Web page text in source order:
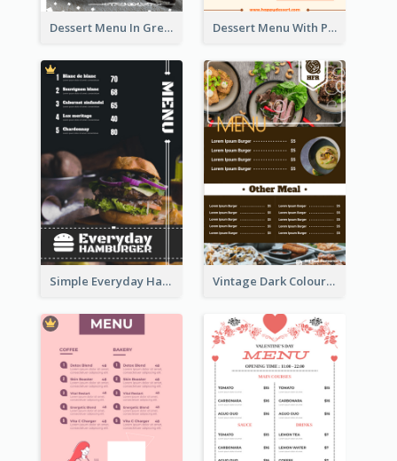
Dessert Menu In Grey Colour Tone Dessert Menu With Photos Of Cakes
Simple Everyday Hamburger Menu In Black Vintage Dark Colour Tone Menu Of Western Restaurant